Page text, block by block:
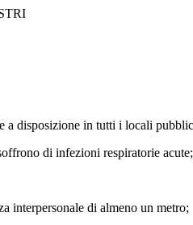
a disposizione in tutti i locali
di infezioni respiratorie acute;
interpersonale di almeno un metro;